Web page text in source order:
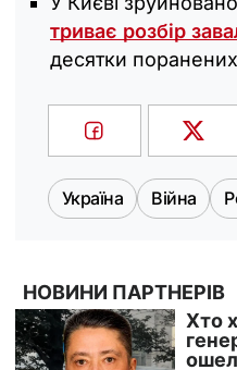
триває розбір
десятки
Україна Війна